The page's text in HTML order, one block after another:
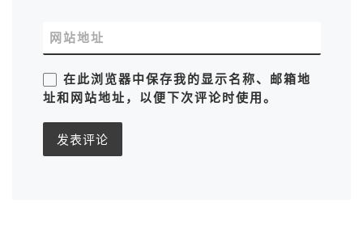
网站地址
在此浏览器中保存我的显示名称、邮箱地
址和网站地址，以便下次评论时使用。